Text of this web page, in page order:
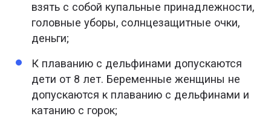
взять с собой купальные принадлежности,
головные уборы, солнцезащитные очки,
деньги;
К плаванию с дельфинами допускаются
дети от 8 лет. Беременные женщины не
допускаются к плаванию с дельфинами и
катанию с горок;